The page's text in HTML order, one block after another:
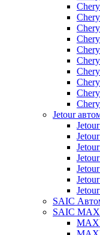
Jetour
SAIC
SAIC